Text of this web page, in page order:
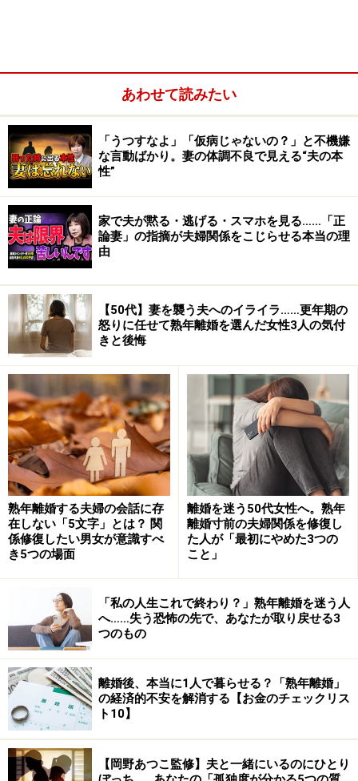
自己愛＆現実逃避型
年齢が大台に乗る前にアセってする『駆けこみ婚』
周囲の寿ラッシュに影響される『流され婚』
仕事を辞めたいがための『逃げ道婚』自分の心、あるい
は相手の心に、どこか１点でも迷いのある結婚、一時の
恋愛感情の盛り上がりで一気にゴールまで突っ走ってし
まう結婚、反対にあまりに結婚に対して冷めている―。
結婚への動機づけ、この段階で結婚後のふたりがどうな
っていくか、大体予測できるものです。
なぜ「こんな結婚」は失敗するのか？ 対策
は？
ふたりだけの結婚式―私たちはまるでロミオ＆ジュリエット
では、前頁に挙げたタイプの結婚がなぜいけないのか、
もう少し詳しく説明していきます。また、このタイプの
結婚でも、うまくいくヒントをお伝えします。
あわせて読みたい
「うつすなよ」「仮病じゃないの？」と不機嫌
な言動ばかり。妻の体調不良で見える“夫の本
性”
家で夫が黙る・逃げる・スマホを見る……「正
論妻」の指摘が夫婦関係をこじらせる本当の理
由
【50代】妻を襲う夫へのイライラ……更年期の
怒りに任せて熟年離婚を選んだ女性3人の気付
きと後悔
熟年離婚する夫婦の会話に存
在しない「5文字」とは？ 関
係修復したい男女が意識すべ
き5つの場面
離婚を迷う50代女性へ。熟年
離婚寸前の夫婦関係を修復し
た人が「最初にやめた3つの
こと」
「私の人生これで終わり？」熟年離婚を迷う人
へ……失う恐怖の先で、あなたが取り戻せる3
つのもの
離婚後、本当に1人で暮らせる？「熟年離婚」
の経済的不安を解消する【お金のチェックリス
ト10】
【岡野あつこ監修】夫と一緒にいるのにひとり